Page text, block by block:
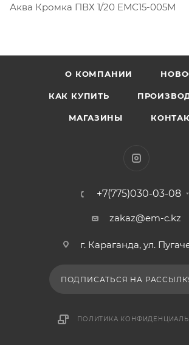
Аква Кромка ПВХ 1/20 ЕМС15-005М
О КОМПАНИИ
КАК КУПИТЬ
МАГАЗИНЫ
+7(775)030-03-08
zakaz@em-c.kz
г. Караганда, ул.
ПОДПИСАТЬСЯ НА
ПОЛИТИКА